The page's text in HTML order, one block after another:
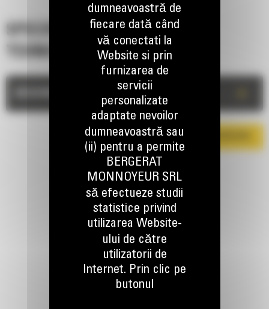
SPECIFICATII
TEHNICE
DESCARCA BROSURA
TINEM LEGATURA
dumneavoastră de
fiecare dată când
vă conectati la
Website si prin
furnizarea de
servicii
personalizate
adaptate nevoilor
dumneavoastră sau
(ii) pentru a permite
BERGERAT
MONNOYEUR SRL
să efectueze studii
statistice privind
utilizarea Website-
ului de către
utilizatorii de
Internet. Prin clic pe
butonul